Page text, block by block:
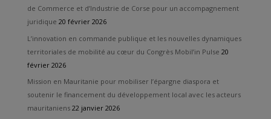
de Commerce et d’Industrie de Corse pour un accompagnement
juridique 20 février 2026
L’innovation en commande publique et les nouvelles dynamiques
territoriales de mobilité au cœur du Congrès Mobil’in Pulse 20
février 2026
Mission en Mauritanie pour mobiliser l’épargne diaspora et
soutenir le financement du développement local avec les acteurs
mauritaniens 22 janvier 2026